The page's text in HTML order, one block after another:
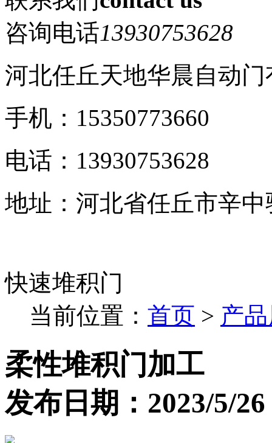
咨询电话13930753628
河北任丘天地华晨自动
手机：15350773660
电话：13930753628
地址：河北省任丘市辛
快速堆积门
当前位置： 首页 > 产
柔性堆积门加工
发布日期：2023/5/